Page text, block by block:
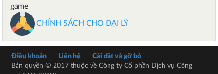
game
CHÍNH SÁCH CHO ĐẠI LÝ
Điều khoản Liên hệ
Cài đặt và gỡ bỏ
Bản quyền © 2017 thuộc về Công ty Cổ phần Dịch vụ Công